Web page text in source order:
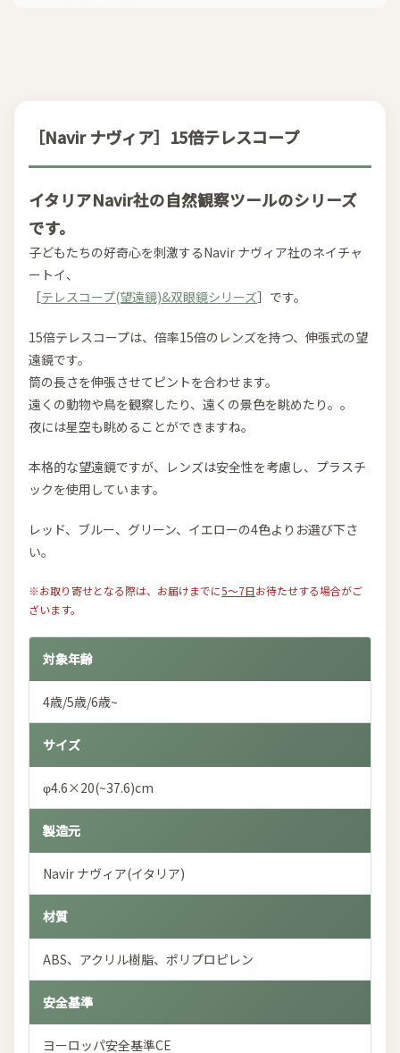
［Navir ナヴィア］15倍テレスコープ
イタリアNavir社の自然観察ツールのシリーズ
です。
子どもたちの好奇心を刺激するNavir ナヴィア社のネイチャ
ートイ、
［テレスコープ(望遠鏡)&双眼鏡シリーズ］です。
15倍テレスコープは、倍率15倍のレンズを持つ、伸張式の望
遠鏡です。
筒の長さを伸張させてピントを合わせます。
遠くの動物や鳥を観察したり、遠くの景色を眺めたり。。
夜には星空も眺めることができますね。
本格的な望遠鏡ですが、レンズは安全性を考慮し、プラスチ
ックを使用しています。
レッド、ブルー、グリーン、イエローの4色よりお選び下さ
い。
※お取り寄せとなる際は、お届けまでに5～7日お待たせする場合がご
ざいます。
対象年齢
4歳/5歳/6歳~
サイズ
φ4.6×20(~37.6)cm
製造元
Navir ナヴィア(イタリア)
材質
ABS、アクリル樹脂、ポリプロピレン
安全基準
ヨーロッパ安全基準CE